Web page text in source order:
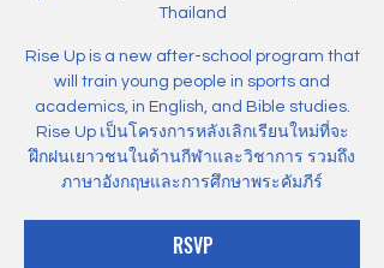
Thailand
Rise Up is a new after-school program that
will train young people in sports and
academics, in English, and Bible studies.
Rise Up เป็นโครงการหลังเลิกเรียนใหม่ที่จะ
ฝึกฝนเยาวชนในด้านกีฬาและวิชาการ รวมถึง
ภาษาอังกฤษและการศึกษาพระคัมภีร์
RSVP